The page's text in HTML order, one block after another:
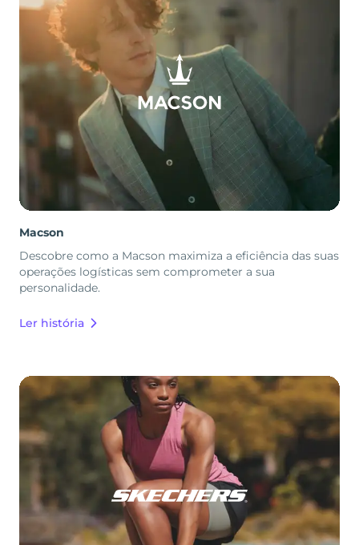
Macson
Descobre como a Macson maximiza a eficiência das suas
operações logísticas sem comprometer a sua
personalidade.
Ler história